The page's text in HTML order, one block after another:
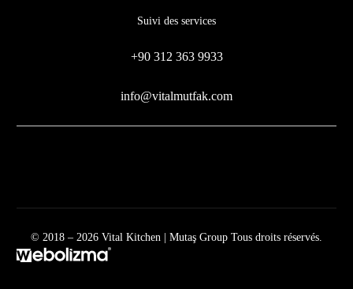
Suivi des services
+90 312 363 9933
info@vitalmutfak.com
© 2018 – 2026 Vital Kitchen | Mutaş Group Tous droits réservés.